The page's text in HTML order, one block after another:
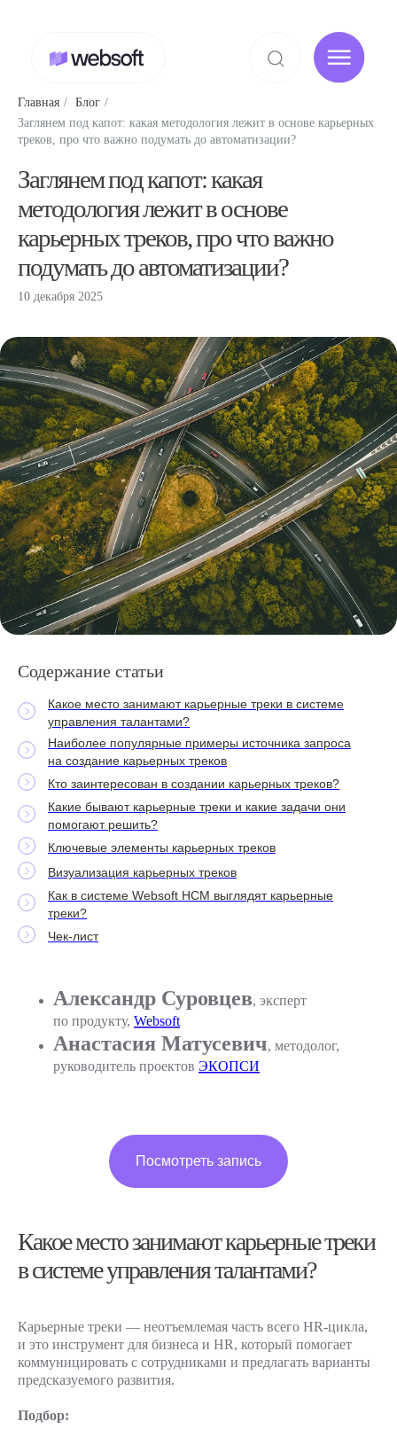
Главная / Блог /
Заглянем под капот: какая методология лежит в основе карьерных
треков, про что важно подумать до автоматизации?
Заглянем под капот: какая
методология лежит в основе
карьерных треков, про что важно
подумать до автоматизации?
10 декабря 2025
Содержание статьи
Какое место занимают карьерные треки в системе
управления талантами?
Наиболее популярные примеры источника запроса
на создание карьерных треков
Кто заинтересован в создании карьерных треков?
Какие бывают карьерные треки и какие задачи они
помогают решить?
Ключевые элементы карьерных треков
Визуализация карьерных треков
Как в системе Websoft HCM выглядят карьерные
треки?
Чек-лист
Александр Суровцев, эксперт
по продукту, Websoft
Анастасия Матусевич, методолог,
руководитель проектов ЭКОПСИ
Посмотреть запись
Какое место занимают карьерные треки
в системе управления талантами?
Карьерные треки — неотъемлемая часть всего HR-цикла,
и это инструмент для бизнеса и HR, который помогает
коммуницировать с сотрудниками и предлагать варианты
предсказуемого развития.
Подбор: